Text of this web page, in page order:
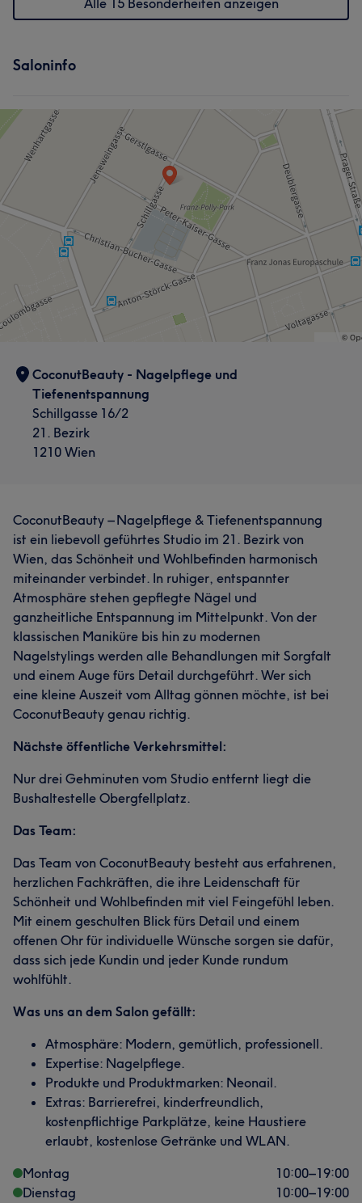
Alle 15 Besonderheiten anzeigen
Saloninfo
CoconutBeauty - Nagelpflege und
Tiefenentspannung
Schillgasse 16/2
21. Bezirk
1210 Wien
CoconutBeauty – Nagelpflege & Tiefenentspannung
ist ein liebevoll geführtes Studio im 21. Bezirk von
Wien, das Schönheit und Wohlbefinden harmonisch
miteinander verbindet. In ruhiger, entspannter
Atmosphäre stehen gepflegte Nägel und
ganzheitliche Entspannung im Mittelpunkt. Von der
klassischen Maniküre bis hin zu modernen
Nagelstylings werden alle Behandlungen mit Sorgfalt
und einem Auge fürs Detail durchgeführt. Wer sich
eine kleine Auszeit vom Alltag gönnen möchte, ist bei
CoconutBeauty genau richtig.
Nächste öffentliche Verkehrsmittel:
Nur drei Gehminuten vom Studio entfernt liegt die
Bushaltestelle Obergfellplatz.
Das Team:
Das Team von CoconutBeauty besteht aus erfahrenen,
herzlichen Fachkräften, die ihre Leidenschaft für
Schönheit und Wohlbefinden mit viel Feingefühl leben.
Mit einem geschulten Blick fürs Detail und einem
offenen Ohr für individuelle Wünsche sorgen sie dafür,
dass sich jede Kundin und jeder Kunde rundum
wohlfühlt.
Was uns an dem Salon gefällt:
Atmosphäre: Modern, gemütlich, professionell.
Expertise: Nagelpflege.
Produkte und Produktmarken: Neonail.
Extras: Barrierefrei, kinderfreundlich,
kostenpflichtige Parkplätze, keine Haustiere
erlaubt, kostenlose Getränke und WLAN.
Montag
10:00–19:00
Dienstag
10:00–19:00